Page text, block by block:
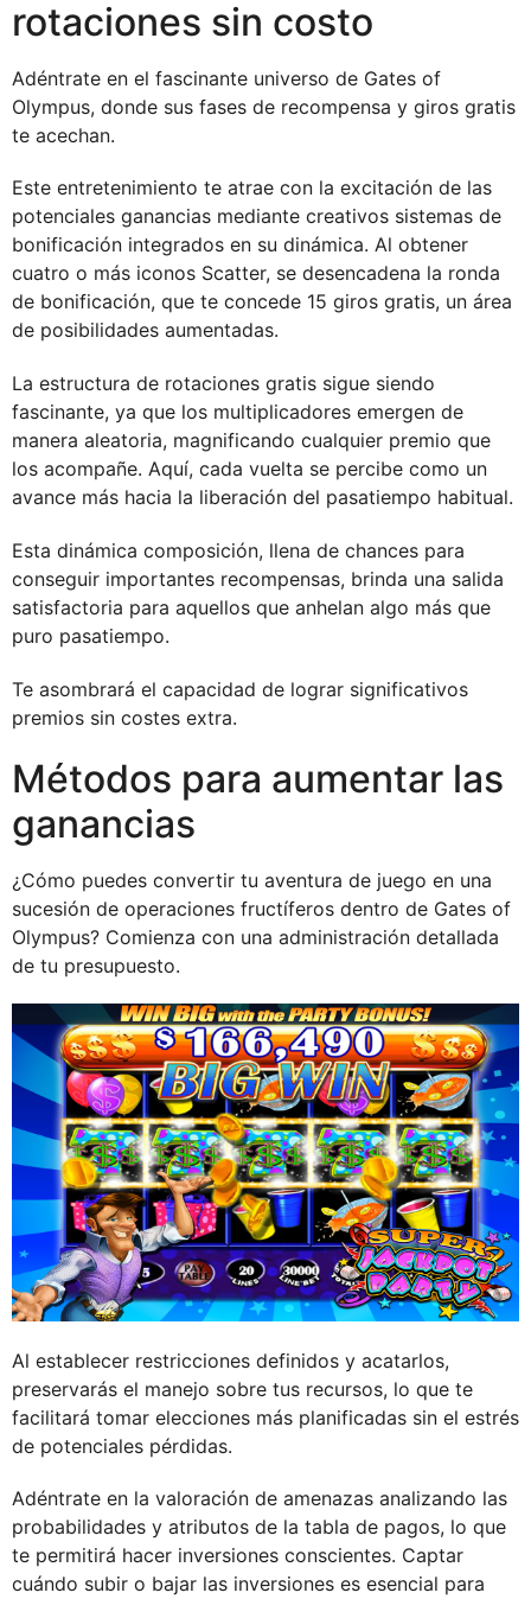
rotaciones sin costo
Adéntrate en el fascinante universo de Gates of
Olympus, donde sus fases de recompensa y giros gratis
te acechan.
Este entretenimiento te atrae con la excitación de las
potenciales ganancias mediante creativos sistemas de
bonificación integrados en su dinámica. Al obtener
cuatro o más iconos Scatter, se desencadena la ronda
de bonificación, que te concede 15 giros gratis, un área
de posibilidades aumentadas.
La estructura de rotaciones gratis sigue siendo
fascinante, ya que los multiplicadores emergen de
manera aleatoria, magnificando cualquier premio que
los acompañe. Aquí, cada vuelta se percibe como un
avance más hacia la liberación del pasatiempo habitual.
Esta dinámica composición, llena de chances para
conseguir importantes recompensas, brinda una salida
satisfactoria para aquellos que anhelan algo más que
puro pasatiempo.
Te asombrará el capacidad de lograr significativos
premios sin costes extra.
Métodos para aumentar las
ganancias
¿Cómo puedes convertir tu aventura de juego en una
sucesión de operaciones fructíferos dentro de Gates of
Olympus? Comienza con una administración detallada
de tu presupuesto.
Al establecer restricciones definidos y acatarlos,
preservarás el manejo sobre tus recursos, lo que te
facilitará tomar elecciones más planificadas sin el estrés
de potenciales pérdidas.
Adéntrate en la valoración de amenazas analizando las
probabilidades y atributos de la tabla de pagos, lo que
te permitirá hacer inversiones conscientes. Captar
cuándo subir o bajar las inversiones es esencial para